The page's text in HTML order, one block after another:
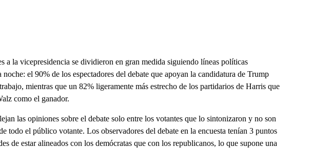
a la vicepresidencia se dividieron en gran medida siguiendo líneas políticas
noche: el 90% de los espectadores del debate que apoyan la candidatura de Trump
mientras que un 82% ligeramente más estrecho de los partidarios de Harris que
como el ganador.
las opiniones sobre el debate solo entre los votantes que lo sintonizaron y no son
todo el público votante. Los observadores del debate en la encuesta tenían 3 puntos
de estar alineados con los demócratas que con los republicanos, lo que supone una